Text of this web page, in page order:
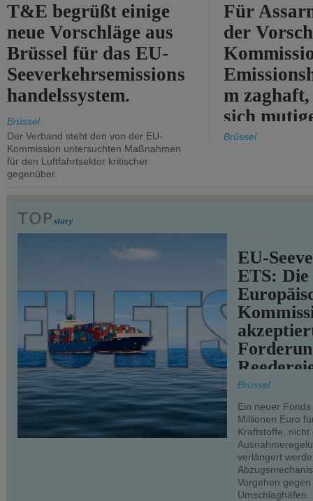
T&E begrüßt einige
neue Vorschläge aus
Brüssel für das EU-
Seeverkehrsemissions
handelssystem.
Brüssel
Der Verband steht den von der EU-
Kommission untersuchten Maßnahmen
für den Luftfahrtsektor kritischer
gegenüber.
Für
der
m
sich
Brüssel
EU-
ETS: Die
teilweise.
Brüssel
Ein neuer
Millionen Euro
Kraftstoffe, nicht
verlängert
Vorgehen
Umschlaghäfen.